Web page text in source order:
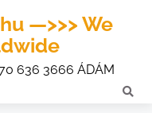
—>>> We
636 3666 ÁDÁM